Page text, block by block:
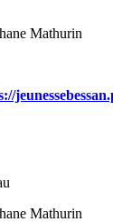
Mathurin
Mathurin